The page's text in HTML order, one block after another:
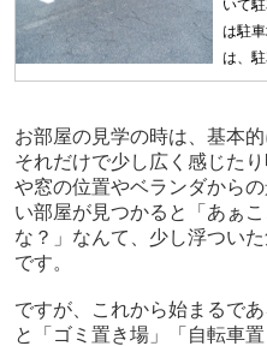
いて
は駐
は、
お部屋の見学の時は、基本
それだけで少し広く感じた
や窓の位置やベランダから
い部屋が見つかると「あぁ
な？」なんて、少し浮つい
です。
ですが、これから始まるで
と「ゴミ置き場」「自転車